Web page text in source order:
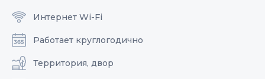
Интернет Wi-Fi
Работает круглогодично
Территория, двор